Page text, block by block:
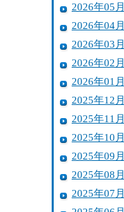
2026年05月
2026年04月
2026年03月
2026年02月
2026年01月
2025年12月
2025年11月
2025年10月
2025年09月
2025年08月
2025年07月